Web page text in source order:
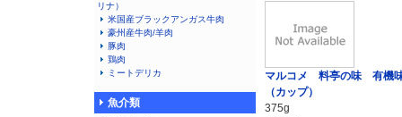
リナ）
米国産ブラックアンガス牛肉
豪州産牛肉/羊肉
豚肉
鶏肉
ミートデリカ
魚介類
マルコメ 料亭の味 有機
（カップ）
375g